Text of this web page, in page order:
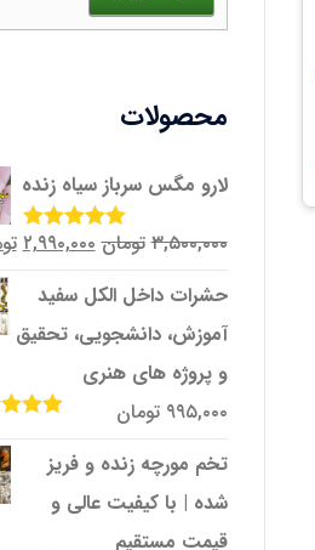
محصولات
لارو مگس سرباز سیاه زنده
امتیاز5.00از
۳,۵۰۰,۰۰۰ تومانقیمت
اصلی
۲,۹۹۰,۰۰۰
حشرات داخل الکل سفید
آموزش، دانشجویی، تحقیق
و پروژه‌ های هنری
۹۹۵,۰۰۰ تومان
تخم مورچه زنده و فریز
شده | با کیفیت عالی و
قیمت مستقیم